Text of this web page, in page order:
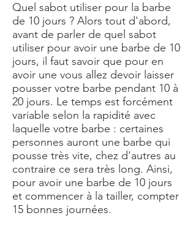
Quel sabot utiliser pour la barbe
de 10 jours ? Alors tout d'abord,
avant de parler de quel sabot
utiliser pour avoir une barbe de 10
jours, il faut savoir que pour en
avoir une vous allez devoir laisser
pousser votre barbe pendant 10 à
20 jours. Le temps est forcément
variable selon la rapidité avec
laquelle votre barbe : certaines
personnes auront une barbe qui
pousse très vite, chez d'autres au
contraire ce sera très long. Ainsi,
pour avoir une barbe de 10 jours
et commencer à la tailler, compter
15 bonnes journées.